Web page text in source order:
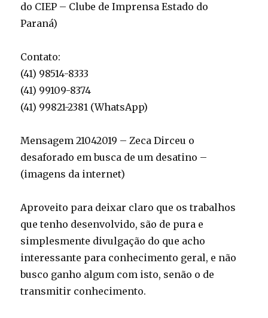
do CIEP – Clube de Imprensa Estado do
Paraná)
Contato:
(41) 98514-8333
(41) 99109-8374
(41) 99821-2381 (WhatsApp)
Mensagem 21042019 – Zeca Dirceu o
desaforado em busca de um desatino –
(imagens da internet)
Aproveito para deixar claro que os trabalhos
que tenho desenvolvido, são de pura e
simplesmente divulgação do que acho
interessante para conhecimento geral, e não
busco ganho algum com isto, senão o de
transmitir conhecimento.